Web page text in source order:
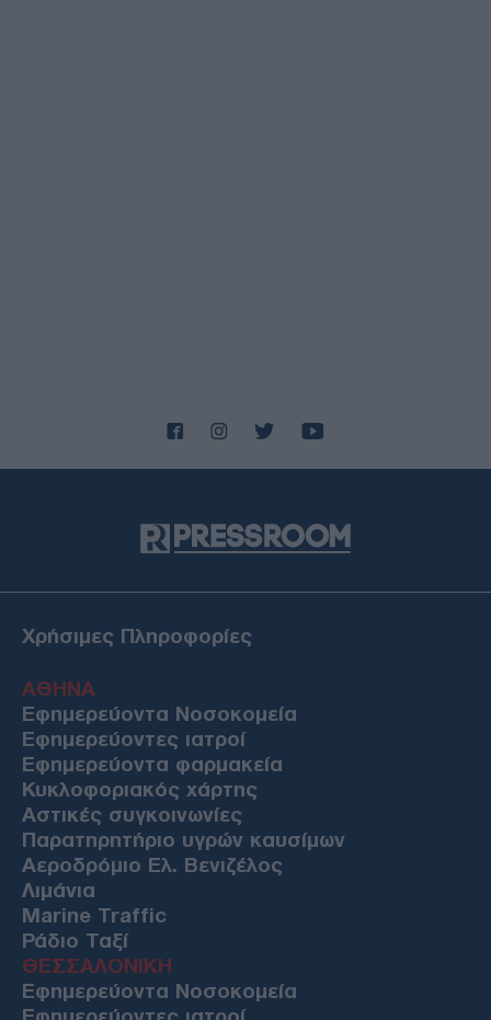
Χρήσιμες Πληροφορίες
ΑΘΗΝΑ
Εφημερεύοντα Νοσοκομεία
Εφημερεύοντες ιατροί
Εφημερεύοντα φαρμακεία
Κυκλοφοριακός χάρτης
Αστικές συγκοινωνίες
Παρατηρητήριο υγρών καυσίμων
Αεροδρόμιο Ελ. Βενιζέλος
Λιμάνια
Marine Traffic
Ράδιο Ταξί
ΘΕΣΣΑΛΟΝΙΚΗ
Εφημερεύοντα Νοσοκομεία